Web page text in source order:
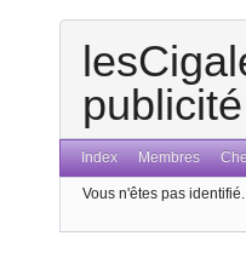
publicité
Index Membres
Vous n'êtes pas identifié.